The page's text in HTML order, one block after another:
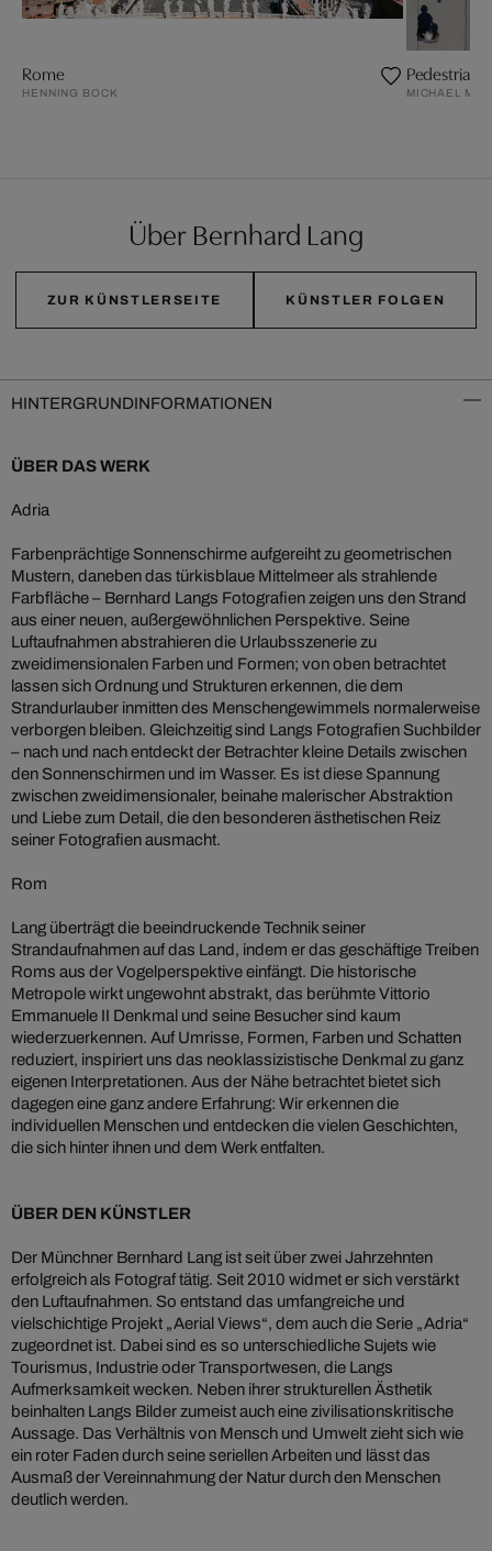
Rome
HENNING BOCK
Pedestrians2
MICHAEL
Über Bernhard Lang
ZUR KÜNSTLERSEITE KÜNSTLER FOLGEN
HINTERGRUNDINFORMATIONEN
ÜBER DAS WERK
Adria
Farbenprächtige Sonnenschirme aufgereiht zu geometrischen
Mustern, daneben das türkisblaue Mittelmeer als strahlende
Farbfläche – Bernhard Langs Fotografien zeigen uns den Strand
aus einer neuen, außergewöhnlichen Perspektive. Seine
Luftaufnahmen abstrahieren die Urlaubsszenerie zu
zweidimensionalen Farben und Formen; von oben betrachtet
lassen sich Ordnung und Strukturen erkennen, die dem
Strandurlauber inmitten des Menschengewimmels normalerweise
verborgen bleiben. Gleichzeitig sind Langs Fotografien Suchbilder
– nach und nach entdeckt der Betrachter kleine Details zwischen
den Sonnenschirmen und im Wasser. Es ist diese Spannung
zwischen zweidimensionaler, beinahe malerischer Abstraktion
und Liebe zum Detail, die den besonderen ästhetischen Reiz
seiner Fotografien ausmacht.
Rom
Lang überträgt die beeindruckende Technik seiner
Strandaufnahmen auf das Land, indem er das geschäftige Treiben
Roms aus der Vogelperspektive einfängt. Die historische
Metropole wirkt ungewohnt abstrakt, das berühmte Vittorio
Emmanuele II Denkmal und seine Besucher sind kaum
wiederzuerkennen. Auf Umrisse, Formen, Farben und Schatten
reduziert, inspiriert uns das neoklassizistische Denkmal zu ganz
eigenen Interpretationen. Aus der Nähe betrachtet bietet sich
dagegen eine ganz andere Erfahrung: Wir erkennen die
individuellen Menschen und entdecken die vielen Geschichten,
die sich hinter ihnen und dem Werk entfalten.
ÜBER DEN KÜNSTLER
Der Münchner Bernhard Lang ist seit über zwei Jahrzehnten
erfolgreich als Fotograf tätig. Seit 2010 widmet er sich verstärkt
den Luftaufnahmen. So entstand das umfangreiche und
vielschichtige Projekt „Aerial Views“, dem auch die Serie „Adria“
zugeordnet ist. Dabei sind es so unterschiedliche Sujets wie
Tourismus, Industrie oder Transportwesen, die Langs
Aufmerksamkeit wecken. Neben ihrer strukturellen Ästhetik
beinhalten Langs Bilder zumeist auch eine zivilisationskritische
Aussage. Das Verhältnis von Mensch und Umwelt zieht sich wie
ein roter Faden durch seine seriellen Arbeiten und lässt das
Ausmaß der Vereinnahmung der Natur durch den Menschen
deutlich werden.